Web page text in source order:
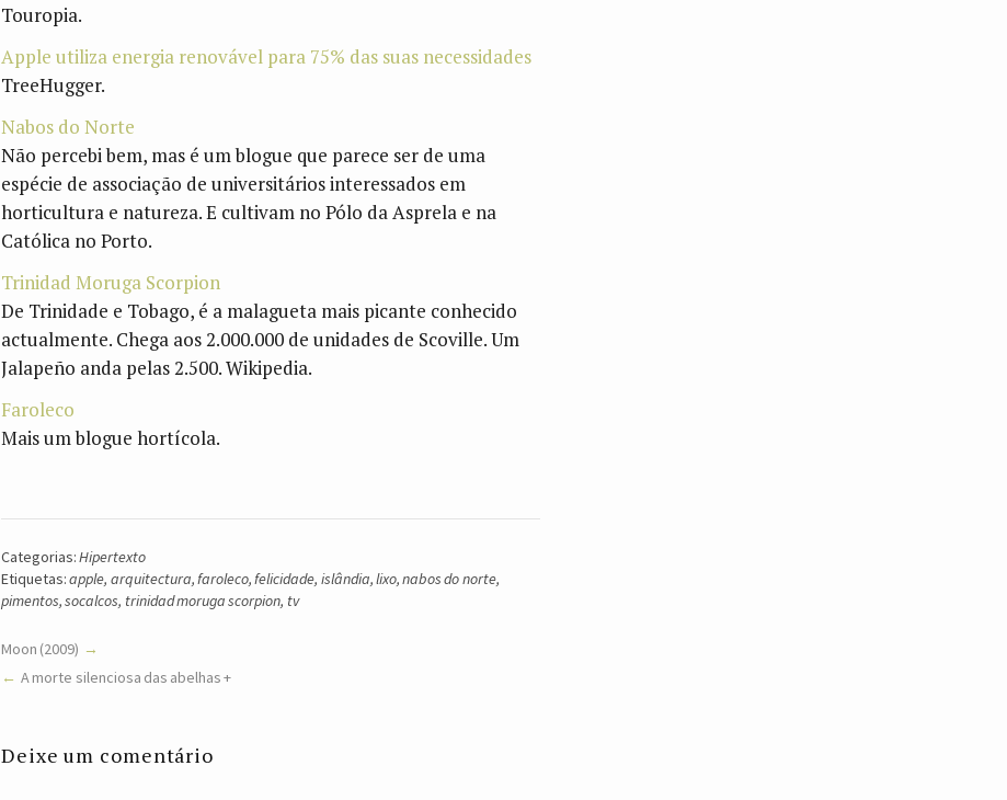
Touropia.
Apple utiliza energia renovável para 75% das suas necessidades
TreeHugger.
Nabos do Norte
Não percebi bem, mas é um blogue que parece ser de uma
espécie de associação de universitários interessados em
horticultura e natureza. E cultivam no Pólo da Asprela e na
Católica no Porto.
Trinidad Moruga Scorpion
De Trinidade e Tobago, é a malagueta mais picante conhecido
actualmente. Chega aos 2.000.000 de unidades de Scoville. Um
Jalapeño anda pelas 2.500. Wikipedia.
Faroleco
Mais um blogue hortícola.
Categorias:Hipertexto
Etiquetas:apple, arquitectura,faroleco,felicidade, islândia,lixo,nabos do norte,
pimentos,socalcos, trinidad moruga scorpion, tv
Moon (2009)
A morte silenciosa das abelhas +
Deixe um comentário